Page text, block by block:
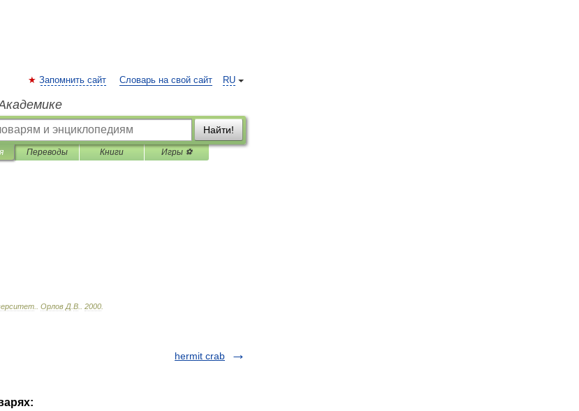
RU
Запомнить сайт Словарь на свой сайт
Найти!
Переводы Книги Игры ⚽
Орлов Д В 2000
hermit crab